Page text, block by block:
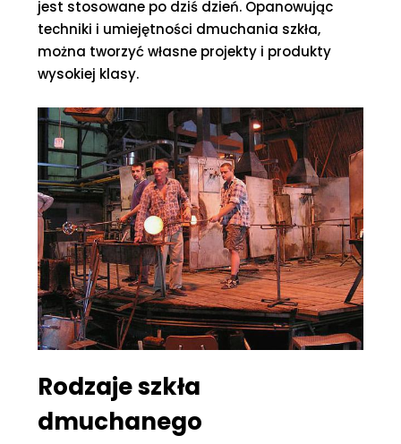
jest stosowane po dziś dzień. Opanowując
techniki i umiejętności dmuchania szkła,
można tworzyć własne projekty i produkty
wysokiej klasy.
Rodzaje szkła
dmuchanego